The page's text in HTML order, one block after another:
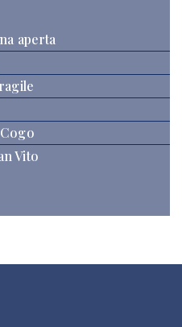
aperta
Vito